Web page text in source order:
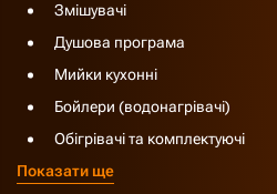
Змішувачі
Душова програма
Мийки кухонні
Бойлери (водонагрівачі)
Обігрівачі та комплектуючі
Показати ще